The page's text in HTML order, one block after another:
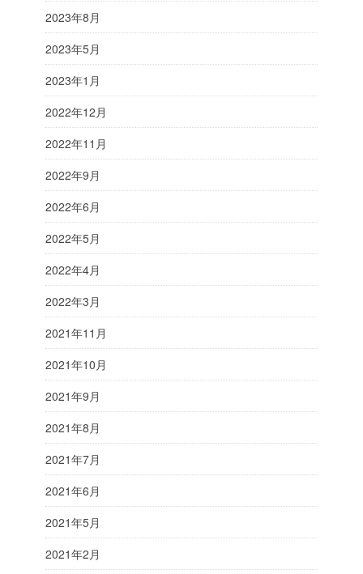
2023年8月
2023年5月
2023年1月
2022年12月
2022年11月
2022年9月
2022年6月
2022年5月
2022年4月
2022年3月
2021年11月
2021年10月
2021年9月
2021年8月
2021年7月
2021年6月
2021年5月
2021年2月